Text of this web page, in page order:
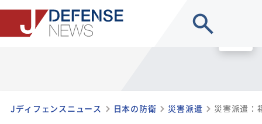
Jディフェンスニュース 日本の防衛 災害派遣